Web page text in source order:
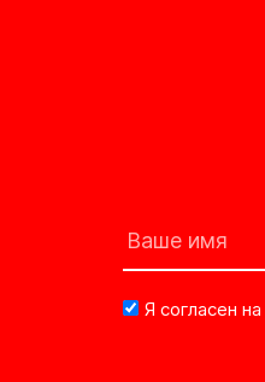
Я согласен на